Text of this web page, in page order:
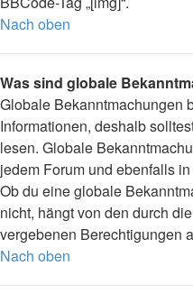
Nach oben
Was sind globale
Globale Bekanntmachungen
Informationen, deshalb
lesen. Globale
jedem Forum und ebenfalls
Ob du eine globale
nicht, hängt von den durch
vergebenen Berechtigungen
Nach oben